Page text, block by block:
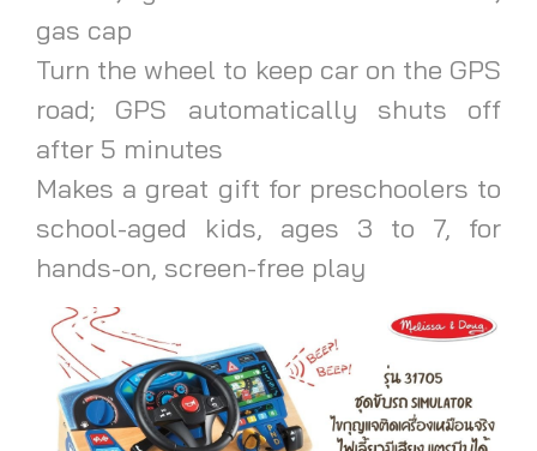
gas cap
Turn the wheel to keep car on the GPS
road; GPS automatically shuts off
after 5 minutes
Makes a great gift for preschoolers to
school-aged kids, ages 3 to 7, for
hands-on, screen-free play